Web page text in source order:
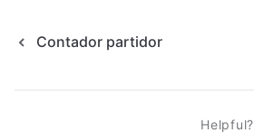
Contador partidor
Helpful?